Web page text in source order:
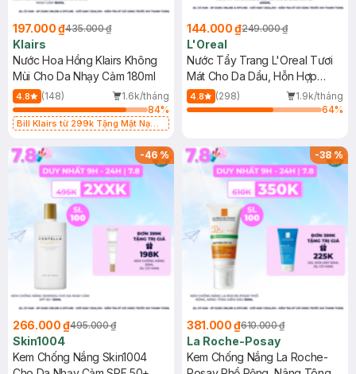
197.000 ₫435.000 ₫
Klairs
Nước Hoa Hồng Klairs Không
Mùi Cho Da Nhạy Cảm 180ml
4.8 (148)
1.6k/tháng
84%
Bill Klairs từ 299k Tặng Mặt Nạ
25ml (SL Có Hạn)
144.000 ₫249.000 ₫
L'Oreal
Nước Tẩy Trang L'Oreal Tươi
Mát Cho Da Dầu, Hỗn Hợp
400ml
4.8 (298)
1.9k/tháng
64%
-46%
266.000 ₫495.000 ₫
Skin1004
Kem Chống Nắng Skin1004
-38%
381.000 ₫610.000 ₫
La Roche-Posay
Kem Chống Nắng La Roche-